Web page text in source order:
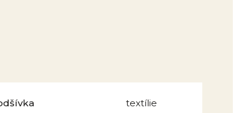
textílie